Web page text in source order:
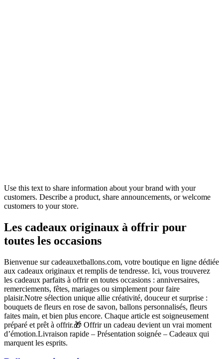
Use this text to share information about your brand with your
customers. Describe a product, share announcements, or welcome
customers to your store.
Les cadeaux originaux à offrir pour
toutes les occasions
Bienvenue sur cadeauxetballons.com, votre boutique en ligne dédiée
aux cadeaux originaux et remplis de tendresse. Ici, vous trouverez
les cadeaux parfaits à offrir en toutes occasions : anniversaires,
remerciements, fêtes, mariages ou simplement pour faire
plaisir.Notre sélection unique allie créativité, douceur et surprise :
bouquets de fleurs en rose de savon, ballons personnalisés, fleurs
faites main, et bien plus encore. Chaque article est soigneusement
préparé et prêt à offrir.🎁 Offrir un cadeau devient un vrai moment
d’émotion.Livraison rapide – Présentation soignée – Cadeaux qui
marquent les esprits.